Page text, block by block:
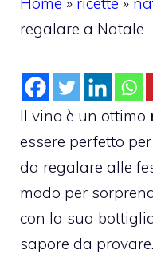
regalare a Natale
Il vino è un ottimo
essere perfetto
da regalare alle
modo per
con la sua
sapore da